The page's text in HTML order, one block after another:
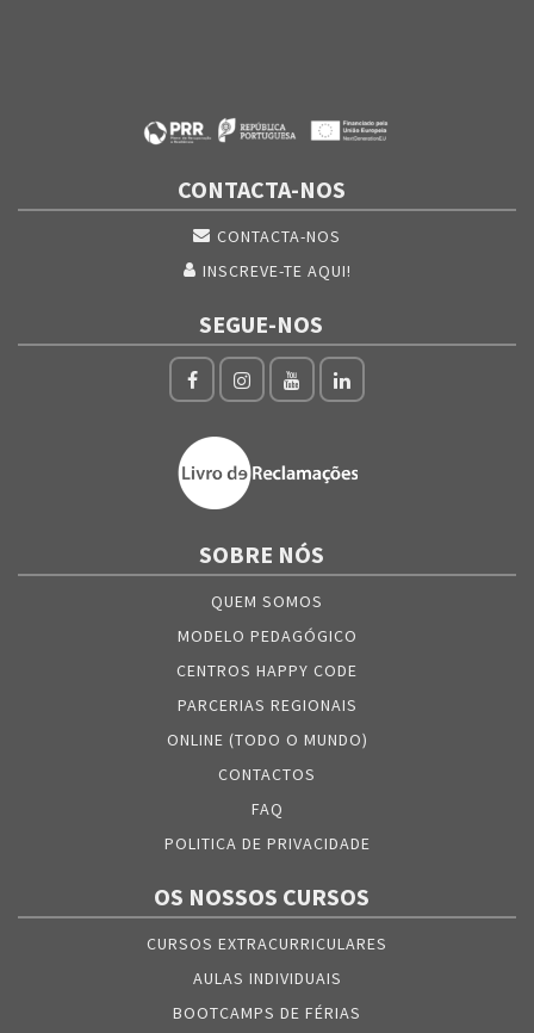
CONTACTA-NOS
CONTACTA-NOS
INSCREVE-TE AQUI!
SEGUE-NOS
SOBRE NÓS
QUEM SOMOS
MODELO PEDAGÓGICO
CENTROS HAPPY CODE
PARCERIAS REGIONAIS
ONLINE (TODO O MUNDO)
CONTACTOS
FAQ
POLITICA DE PRIVACIDADE
OS NOSSOS CURSOS
CURSOS EXTRACURRICULARES
AULAS INDIVIDUAIS
BOOTCAMPS DE FÉRIAS